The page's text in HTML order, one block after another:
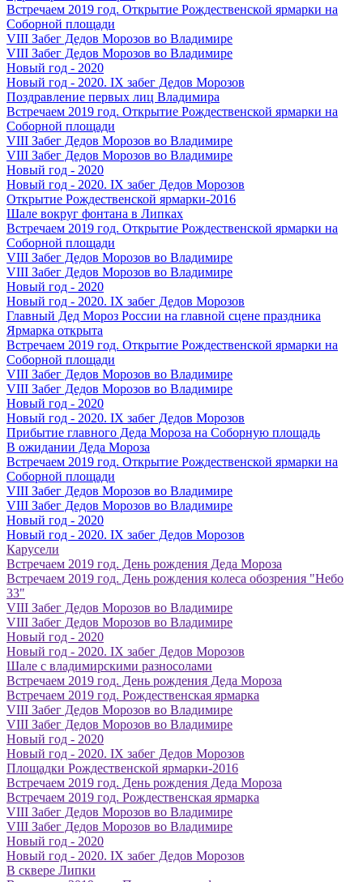
Встречаем 2019 год. Открытие Рождественской ярмарки на
Соборной площади
VIII Забег Дедов Морозов во Владимире
VIII Забег Дедов Морозов во Владимире
Новый год - 2020
Новый год - 2020. IX забег Дедов Морозов
Поздравление первых лиц Владимира
Встречаем 2019 год. Открытие Рождественской ярмарки на
Соборной площади
VIII Забег Дедов Морозов во Владимире
VIII Забег Дедов Морозов во Владимире
Новый год - 2020
Новый год - 2020. IX забег Дедов Морозов
Открытие Рождественской ярмарки-2016
Шале вокруг фонтана в Липках
Встречаем 2019 год. Открытие Рождественской ярмарки на
Соборной площади
VIII Забег Дедов Морозов во Владимире
VIII Забег Дедов Морозов во Владимире
Новый год - 2020
Новый год - 2020. IX забег Дедов Морозов
Главный Дед Мороз России на главной сцене праздника
Ярмарка открыта
Встречаем 2019 год. Открытие Рождественской ярмарки на
Соборной площади
VIII Забег Дедов Морозов во Владимире
VIII Забег Дедов Морозов во Владимире
Новый год - 2020
Новый год - 2020. IX забег Дедов Морозов
Прибытие главного Деда Мороза на Соборную площадь
В ожидании Деда Мороза
Встречаем 2019 год. Открытие Рождественской ярмарки на
Соборной площади
VIII Забег Дедов Морозов во Владимире
VIII Забег Дедов Морозов во Владимире
Новый год - 2020
Новый год - 2020. IX забег Дедов Морозов
Карусели
Встречаем 2019 год. День рождения Деда Мороза
Встречаем 2019 год. День рождения колеса обозрения "Небо
33"
VIII Забег Дедов Морозов во Владимире
VIII Забег Дедов Морозов во Владимире
Новый год - 2020
Новый год - 2020. IX забег Дедов Морозов
Шале с владимирскими разносолами
Встречаем 2019 год. День рождения Деда Мороза
Встречаем 2019 год. Рождественская ярмарка
VIII Забег Дедов Морозов во Владимире
VIII Забег Дедов Морозов во Владимире
Новый год - 2020
Новый год - 2020. IX забег Дедов Морозов
Площадки Рождественской ярмарки-2016
Встречаем 2019 год. День рождения Деда Мороза
Встречаем 2019 год. Рождественская ярмарка
VIII Забег Дедов Морозов во Владимире
VIII Забег Дедов Морозов во Владимире
Новый год - 2020
Новый год - 2020. IX забег Дедов Морозов
В сквере Липки